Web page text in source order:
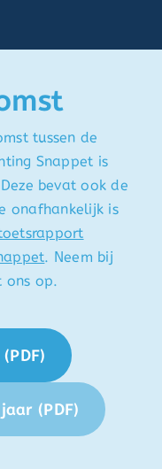
tussen de
Snappet is
bevat ook de
onafhankelijk is
. Neem bij
ons op.
(PDF)